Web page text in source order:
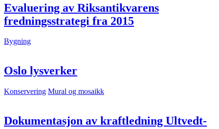
Evaluering av Riksantikvarens
fredningsstrategi fra 2015
Bygning
Oslo lysverker
Konservering Mural og mosaikk
Dokumentasjon av kraftledning Ultvedt-